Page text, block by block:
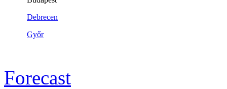
Forecast